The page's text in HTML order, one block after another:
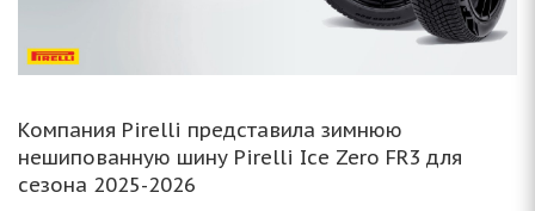
Компания Pirelli представила зимнюю
нешипованную шину Pirelli Ice Zero FR3 для
сезона 2025-2026